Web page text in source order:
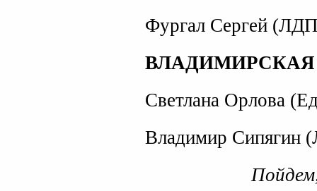
Фургал Сергей
ВЛАДИМИРСКАЯ
Светлана Орлова
Владимир Сипягин